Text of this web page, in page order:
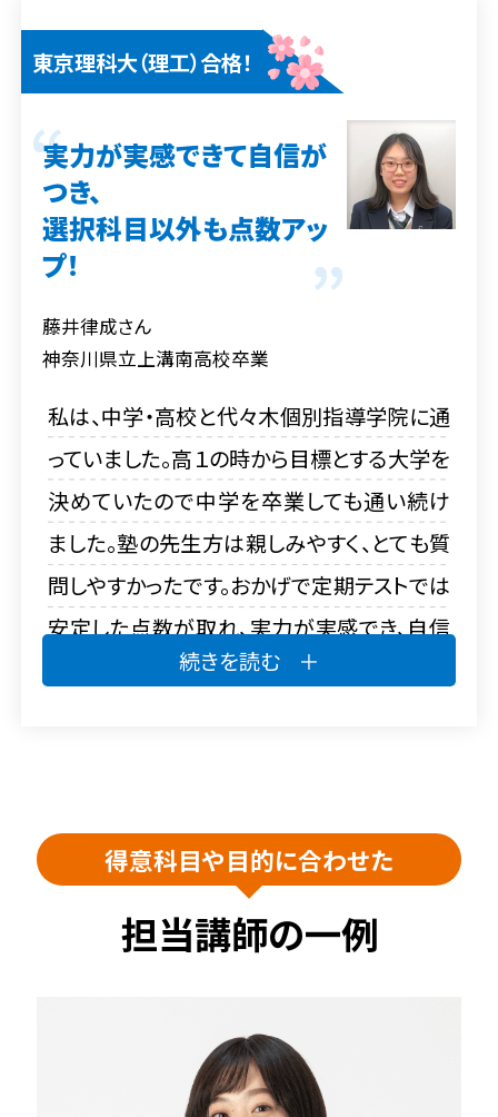
なく他の教科の点数も上げられるようにした
いです。この塾に入って良かったです。
東京理科大（理工）合格！
実力が実感できて自信が
つき、
選択科目以外も点数アッ
プ！
藤井律成さん
神奈川県立上溝南高校卒業
私は、中学・高校と代々木個別指導学院に通
っていました。高１の時から目標とする大学を
決めていたので中学を卒業しても通い続け
ました。塾の先生方は親しみやすく、とても質
問しやすかったです。おかげで定期テストでは
安定した点数が取れ、実力が実感でき、自信
をつけることができました。又、家庭学習のや
続きを読む
得意科目や目的に合わせた
担当講師の一例